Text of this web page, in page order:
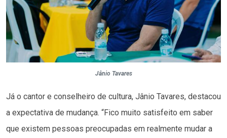
Jânio Tavares
Já o cantor e conselheiro de cultura, Jânio Tavares, destacou
a expectativa de mudança. “Fico muito satisfeito em saber
que existem pessoas preocupadas em realmente mudar a